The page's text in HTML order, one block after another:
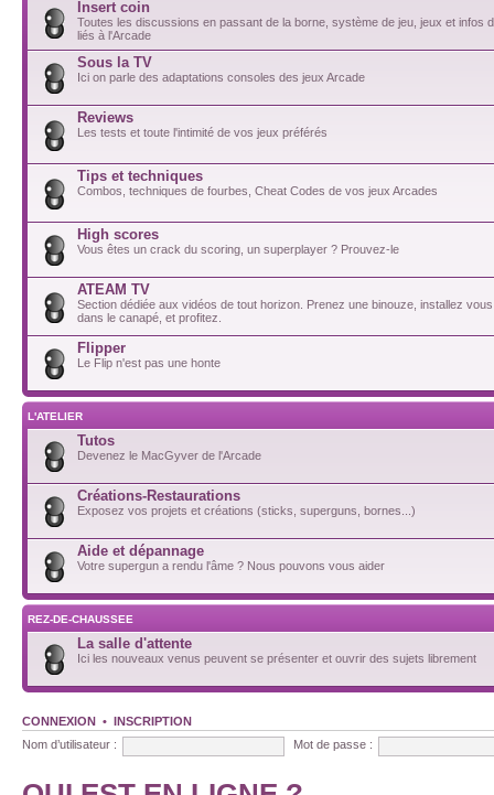
Insert coin
Toutes les discussions en passant de la borne, système de jeu, jeux et infos
liés à l'Arcade
Sous la TV
Ici on parle des adaptations consoles des jeux Arcade
Reviews
Les tests et toute l'intimité de vos jeux préférés
Tips et techniques
Combos, techniques de fourbes, Cheat Codes de vos jeux Arcades
High scores
Vous êtes un crack du scoring, un superplayer ? Prouvez-le
ATEAM TV
Section dédiée aux vidéos de tout horizon. Prenez une binouze, installez
dans le canapé, et profitez.
Flipper
Le Flip n'est pas une honte
L'ATELIER
Tutos
Devenez le MacGyver de l'Arcade
Créations-Restaurations
Exposez vos projets et créations (sticks, superguns, bornes...)
Aide et dépannage
Votre supergun a rendu l'âme ? Nous pouvons vous aider
REZ-DE-CHAUSSEE
La salle d'attente
Ici les nouveaux venus peuvent se présenter et ouvrir des sujets librement
CONNEXION • INSCRIPTION
Nom d’utilisateur :
Mot de passe :